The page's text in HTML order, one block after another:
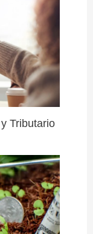
Tributario